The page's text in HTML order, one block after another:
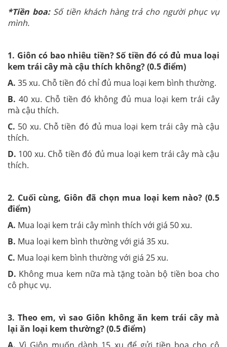
*Tiền boa: Số tiền khách hàng trả cho người phục vụ
mình.
1. Giôn có bao nhiêu tiền? Số tiền đó có đủ mua loại
kem trái cây mà cậu thích không? (0.5 điểm)
A. 35 xu. Chỗ tiền đó chỉ đủ mua loại kem bình thường.
B. 40 xu. Chỗ tiền đó không đủ mua loại kem trái cây
mà cậu thích.
C. 50 xu. Chỗ tiền đó đủ mua loại kem trái cây mà cậu
thích.
D. 100 xu. Chỗ tiền đó đủ mua loại kem trái cây mà cậu
thích.
2. Cuối cùng, Giôn đã chọn mua loại kem nào? (0.5
điểm)
A. Mua loại kem trái cây mình thích với giá 50 xu.
B. Mua loại kem bình thường với giá 35 xu.
C. Mua loại kem bình thường với giá 25 xu.
D. Không mua kem nữa mà tặng toàn bộ tiền boa cho
cô phục vụ.
3. Theo em, vì sao Giôn không ăn kem trái cây mà
lại ăn loại kem thường? (0.5 điểm)